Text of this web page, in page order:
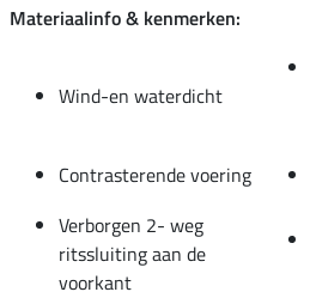
Materiaalinfo & kenmerken:
Wind-en waterdicht
Contrasterende voering
Verborgen 2- weg
ritssluiting aan de
voorkant